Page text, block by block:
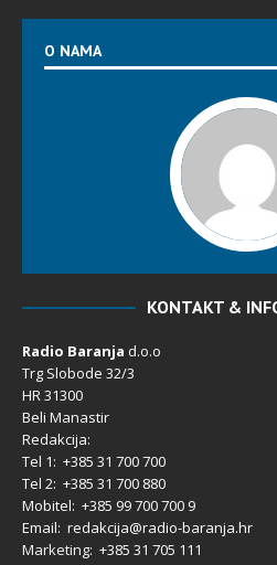
O NAMA
KONTAKT &
Radio Baranja d.o.o
Trg Slobode 32/3
HR 31300
Beli Manastir
Redakcija:
Tel 1: +385 31 700 700
Tel 2: +385 31 700 880
Mobitel: +385 99 700 700 9
Email: redakcija@radio-baranja.hr
Marketing: +385 31 705 111